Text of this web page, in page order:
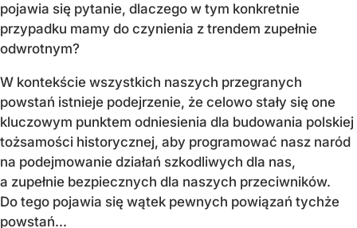
pojawia się pytanie, dlaczego w tym konkretnie
przypadku mamy do czynienia z trendem zupełnie
odwrotnym?
W kontekście wszystkich naszych przegranych
powstań istnieje podejrzenie, że celowo stały się one
kluczowym punktem odniesienia dla budowania polskiej
tożsamości historycznej, aby programować nasz naród
na podejmowanie działań szkodliwych dla nas,
a zupełnie bezpiecznych dla naszych przeciwników.
Do tego pojawia się wątek pewnych powiązań tychże
powstań...